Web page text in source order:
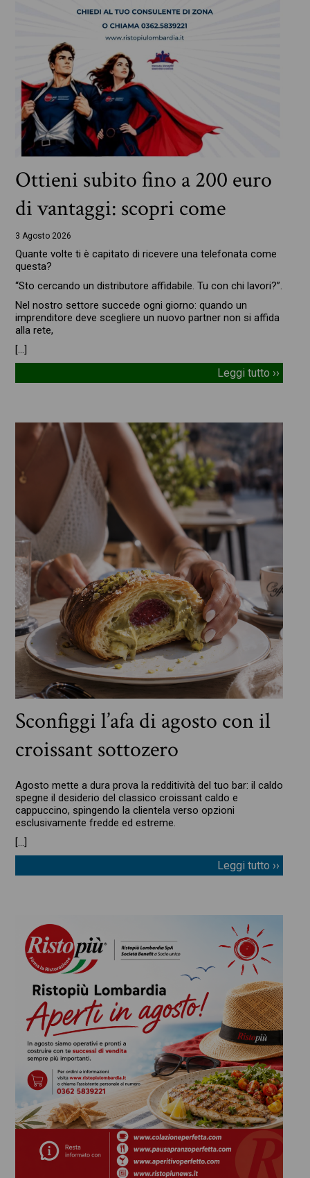
Ottieni subito fino a 200 euro
di vantaggi: scopri come
3 Agosto 2026
Quante volte ti è capitato di ricevere una telefonata come
questa?
“Sto cercando un distributore affidabile. Tu con chi lavori?”.
Nel nostro settore succede ogni giorno: quando un
imprenditore deve scegliere un nuovo partner non si affida
alla rete,
[…]
Leggi tutto ››
Sconfiggi l’afa di agosto con il
croissant sottozero
Agosto mette a dura prova la redditività del tuo bar: il caldo
spegne il desiderio del classico croissant caldo e
cappuccino, spingendo la clientela verso opzioni
esclusivamente fredde ed estreme.
[…]
Leggi tutto ››